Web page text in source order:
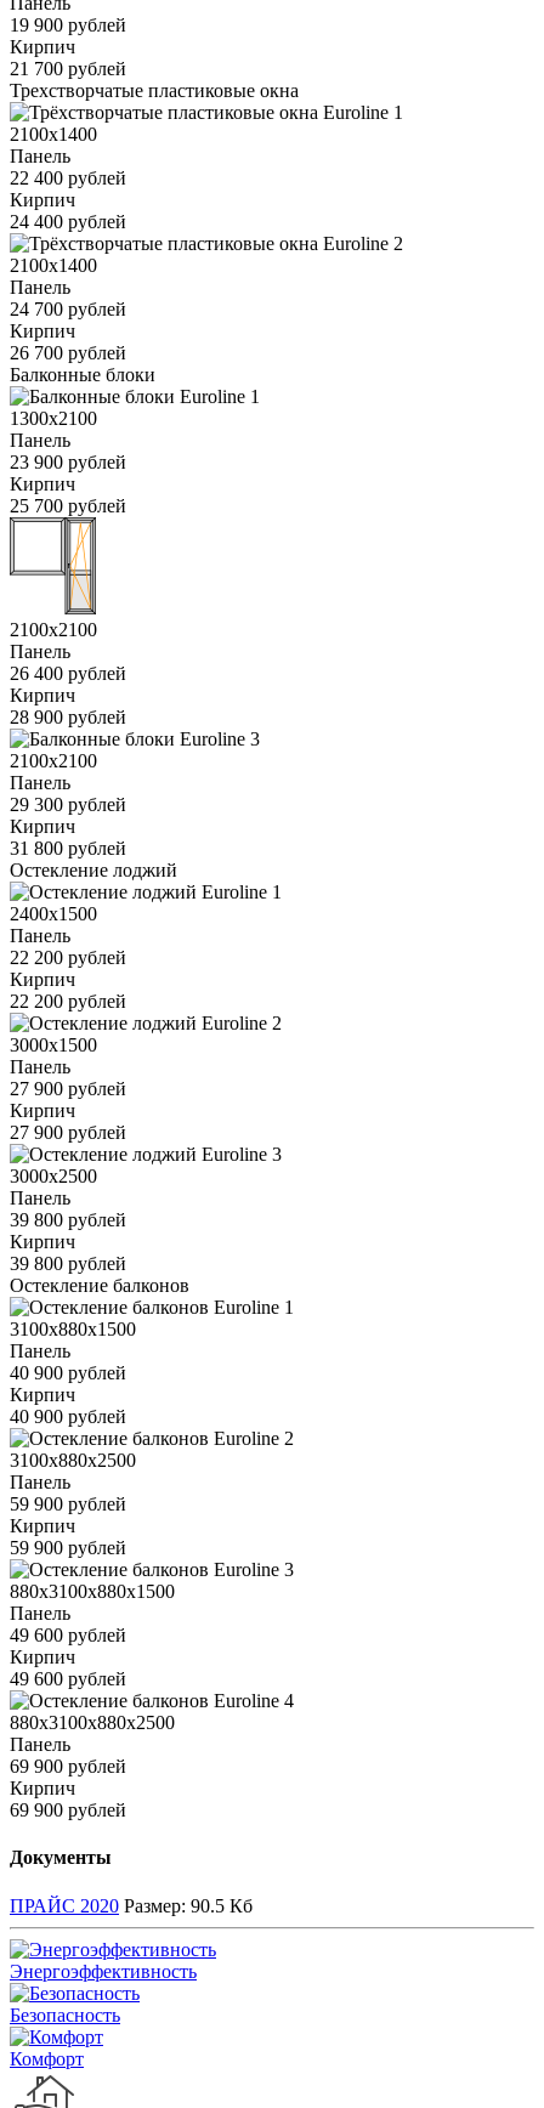
19 900 рублей
Кирпич
21 700 рублей
Трехстворчатые пластиковые окна
2100x1400
Панель
22 400 рублей
Кирпич
24 400 рублей
2100x1400
Панель
24 700 рублей
Кирпич
26 700 рублей
Балконные блоки
1300x2100
Панель
23 900 рублей
Кирпич
25 700 рублей
2100x2100
Панель
26 400 рублей
Кирпич
28 900 рублей
2100x2100
Панель
29 300 рублей
Кирпич
31 800 рублей
Остекление лоджий
2400x1500
Панель
22 200 рублей
Кирпич
22 200 рублей
3000x1500
Панель
27 900 рублей
Кирпич
27 900 рублей
3000x2500
Панель
39 800 рублей
Кирпич
39 800 рублей
Остекление балконов
3100x880x1500
Панель
40 900 рублей
Кирпич
40 900 рублей
3100x880x2500
Панель
59 900 рублей
Кирпич
59 900 рублей
880x3100x880x1500
Панель
49 600 рублей
Кирпич
49 600 рублей
880x3100x880x2500
Панель
69 900 рублей
Кирпич
69 900 рублей
Документы
ПРАЙС 2020 Размер: 90.5 Кб
Энергоэффективность
Безопасность
Комфорт